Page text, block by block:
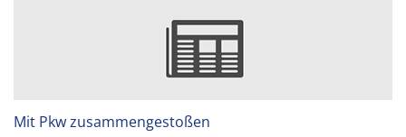
Mit Pkw zusammengestoßen